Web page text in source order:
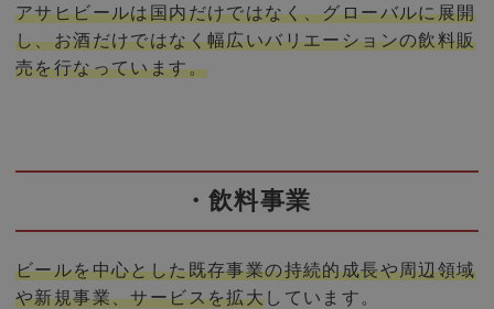
アサヒビールは国内だけではなく、グローバルに展開
し、お酒だけではなく幅広いバリエーションの飲料販
売を行なっています。
・飲料事業
ビールを中心とした既存事業の持続的成長や周辺領域
や新規事業、サービスを拡大しています。